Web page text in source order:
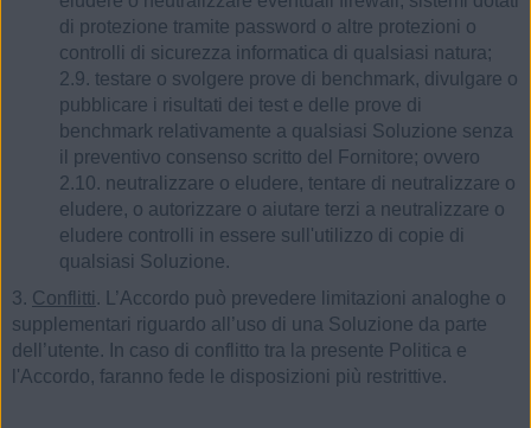
di protezione tramite password o altre protezioni o
controlli di sicurezza informatica di qualsiasi natura;
2.9. testare o svolgere prove di benchmark, divulgare o
pubblicare i risultati dei test e delle prove di
benchmark relativamente a qualsiasi Soluzione senza
il preventivo consenso scritto del Fornitore; ovvero
2.10. neutralizzare o eludere, tentare di neutralizzare o
eludere, o autorizzare o aiutare terzi a neutralizzare o
eludere controlli in essere sull'utilizzo di copie di
qualsiasi Soluzione.
3. Conflitti . L’Accordo può prevedere limitazioni analoghe o
supplementari riguardo all’uso di una Soluzione da parte
dell’utente. In caso di conflitto tra la presente Politica e
l'Accordo, faranno fede le disposizioni più restrittive.